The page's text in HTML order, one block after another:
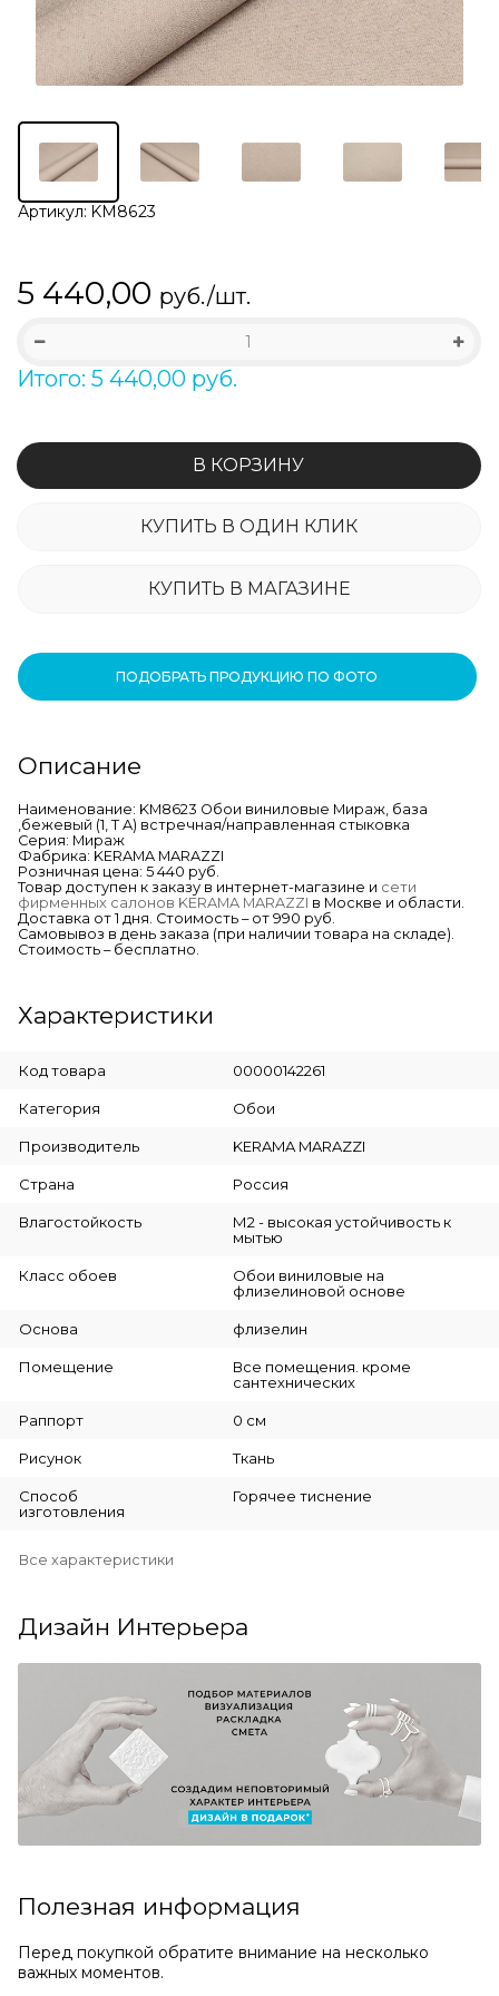
Артикул: KM8623
5 440,00 руб./шт.
Итого: 5 440,00 руб.
В КОРЗИНУ
КУПИТЬ В ОДИН КЛИК
КУПИТЬ В МАГАЗИНЕ
ПОДОБРАТЬ ПРОДУКЦИЮ ПО ФОТО
Описание
Наименование: KM8623 Обои виниловые Мираж, база
,бежевый (1, Т A) встречная/направленная стыковка
Серия: Мираж
Фабрика: KERAMA MARAZZI
Розничная цена: 5 440 руб.
Товар доступен к заказу в интернет-магазине и сети
фирменных салонов KERAMA MARAZZI в Москве и области.
Доставка от 1 дня. Стоимость – от 990 руб.
Самовывоз в день заказа (при наличии товара на складе).
Стоимость – бесплатно.
Характеристики
Код товара 00000142261
Категория Обои
Производитель KERAMA MARAZZI
Страна Россия
Влагостойкость
М2 - высокая устойчивость к
мытью
Класс обоев
Обои виниловые на
флизелиновой основе
Основа флизелин
Помещение
Все помещения. кроме
сантехнических
Раппорт 0 см
Рисунок Ткань
Способ
изготовления
Горячее тиснение
Все характеристики
Дизайн Интерьера
Полезная информация
Перед покупкой обратите внимание на несколько
важных моментов.